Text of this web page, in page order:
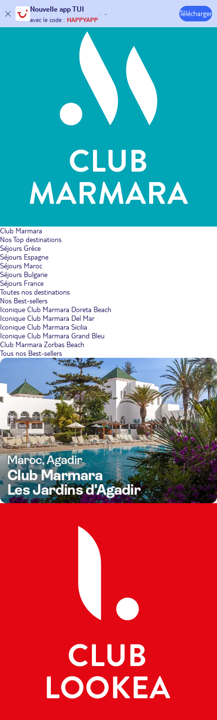
Nouvelle app TUI
30€ offerts*sur votrevoyage !
avec le code :HAPPYAPP
Télécharger
Hôtels & Clubs
Club Marmara
Nos Top destinations
Séjours Grèce
Séjours Espagne
Séjours Maroc
Séjours Bulgarie
Séjours France
Toutes nos destinations
Nos Best-sellers
Iconique Club Marmara Doreta Beach
Iconique Club Marmara Del Mar
Iconique Club Marmara Sicilia
Iconique Club Marmara Grand Bleu
Club Marmara Zorbas Beach
Tous nos Best-sellers